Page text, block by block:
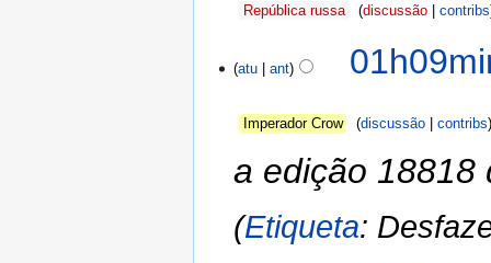
República russa discussão contribs
atu ant
Imperador Crow discussão contribs
a edição
Etiqueta: